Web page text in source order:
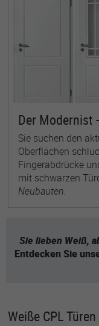
Der Modernist
Sie suchen den
Oberflächen
Fingerabdrücke
mit schwarzen
Neubauten.
Sie lieben Weiß,
Entdecken Sie
Weiße CPL Türen